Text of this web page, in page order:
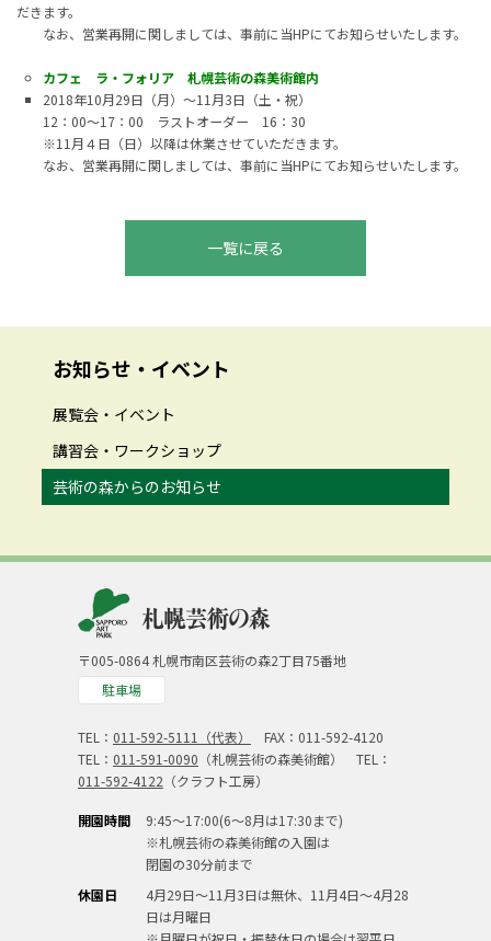
だきます。
なお、営業再開に関しましては、事前に当HPにてお知らせいたします。
カフェ ラ・フォリア 札幌芸術の森美術館内
2018年10月29日（月）～11月3日（土・祝）
12：00～17：00 ラストオーダー 16：30
※11月４日（日）以降は休業させていただきます。
なお、営業再開に関しましては、事前に当HPにてお知らせいたします。
一覧に戻る
お知らせ・イベント
展覧会・イベント
講習会・ワークショップ
芸術の森からのお知らせ
〒005-0864 札幌市南区芸術の森2丁目75番地
駐車場
TEL： 011-592-5111（代表）
FAX：011-592-4120
TEL： 011-591-0090 （札幌芸術の森美術館） TEL：
011-592-4122 （クラフト工房）
開園時間
9:45～17:00(6～8月は17:30まで)
※札幌芸術の森美術館の入園は
閉園の30分前まで
休園日
4月29日～11月3日は無休、11月4日～4月28
日は月曜日